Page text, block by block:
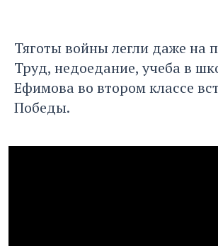
Тяготы войны легли даже на
Труд, недоедание, учеба в
Ефимова во втором классе
Победы.